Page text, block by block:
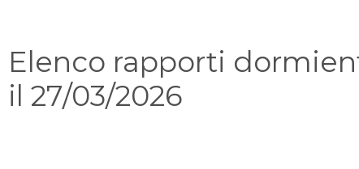
Elenco rapporti
il 27/03/2026